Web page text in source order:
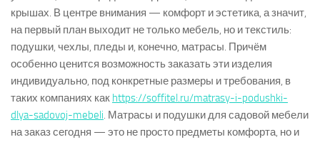
крышах. В центре внимания — комфорт и эстетика, а значит,
на первый план выходит не только мебель, но и текстиль:
подушки, чехлы, пледы и, конечно, матрасы. Причём
особенно ценится возможность заказать эти изделия
индивидуально, под конкретные размеры и требования, в
таких компаниях как https://soffitel.ru/matrasy-i-podushki-
dlya-sadovoj-mebeli. Матрасы и подушки для садовой мебели
на заказ сегодня — это не просто предметы комфорта, но и